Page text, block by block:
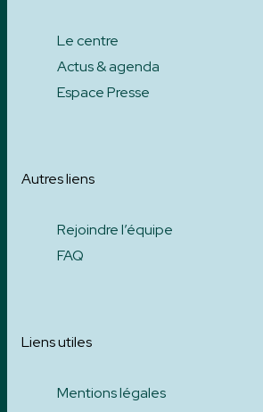
Le centre
Actus & agenda
Espace Presse
Autres liens
Rejoindre l’équipe
FAQ
Liens utiles
Mentions légales